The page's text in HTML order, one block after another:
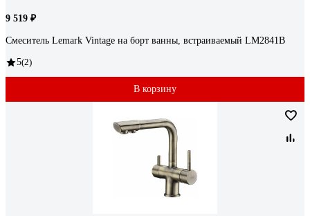
9 519 ₽
Смеситель Lemark Vintage на борт ванны, встраиваемый LM2841B
5(2)
В корзину